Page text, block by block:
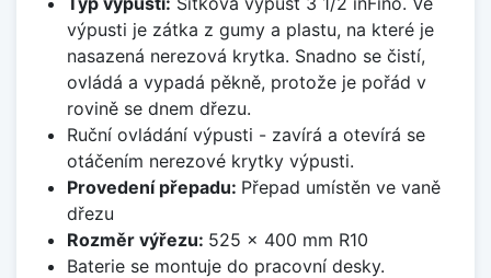
výpusti je zátka z gumy a plastu, na které je
nasazená nerezová krytka. Snadno se čistí,
ovládá a vypadá pěkně, protože je pořád v
rovině se dnem dřezu.
Ruční ovládání výpusti - zavírá a otevírá se
otáčením nerezové krytky výpusti.
Provedení přepadu: Přepad umístěn ve vaně
dřezu
Rozměr výřezu: 525 x 400 mm R10
Baterie se montuje do pracovní desky.